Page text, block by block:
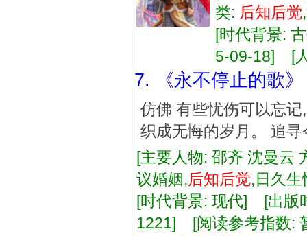
类: 后知后觉
[时代背景:
5-09-18] [
7. 《永不停止的歌》
仿佛 有些忧伤可以忘
织成无悔的岁月。 追
[主要人物: 邵齐 沈曼
议婚姻,后知后觉,日久
[时代背景: 现代] [出
1221] [阅读参考指数: